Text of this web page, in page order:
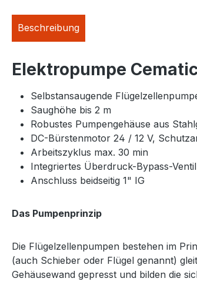
Beschreibung
Elektropumpe
Selbstansaugende
Saughöhe bis 2 m
Robustes Pumpengehäuse aus
DC-Bürstenmotor 24 / 12 V,
Arbeitszyklus max. 30 min
Integriertes Überdruck-Bypass-Ventil
Anschluss beidseitig 1" IG
Das Pumpenprinzip
Die Flügelzellenpumpen bestehen im
(auch Schieber oder Flügel genannt)
Gehäusewand gepresst und bilden die